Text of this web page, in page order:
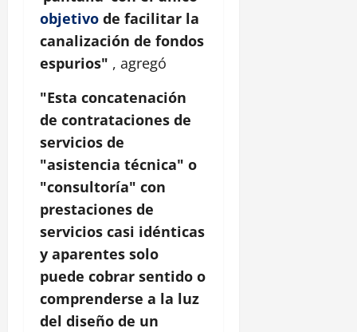
objetivo de facilitar la
canalización de fondos
espurios" , agregó
"Esta concatenación
de contrataciones de
servicios de
"asistencia técnica" o
"consultoría" con
prestaciones de
servicios casi idénticas
y aparentes solo
puede cobrar sentido o
comprenderse a la luz
del diseño de un